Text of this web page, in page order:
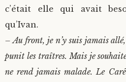
c’était elle qui avait
qu’Ivan.
– Au front, je n’y suis jamais
punit les traîtres. Mais je
ne rend jamais malade. Le